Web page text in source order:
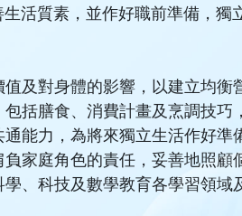
活質素，並作好職前準備，獨
及對身體的影響，以建立均衡
括膳食、消費計畫及烹調技巧
能力，為將來獨立生活作好準
家庭角色的責任，妥善地照顧
、科技及數學教育各學習領